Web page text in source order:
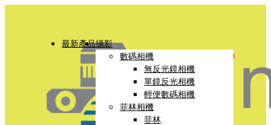
最新產品攝影
數碼相機
無反光鏡相機
單鏡反光相機
輕便數碼相機
菲林相機
菲林